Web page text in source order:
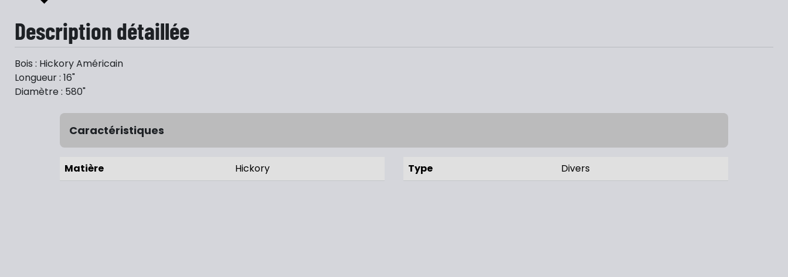
Description détaillée
Bois : Hickory Américain
Longueur : 16"
Diamètre : 580"
Caractéristiques
Matière Hickory Type Divers